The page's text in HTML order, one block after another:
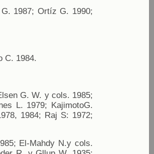
1987; Ortíz G. 1990;
C. 1984.
G. W. y cols. 1985;
L. 1979; KajimotoG.
1984; Raj S: 1972;
El-Mahdy N.y cols.